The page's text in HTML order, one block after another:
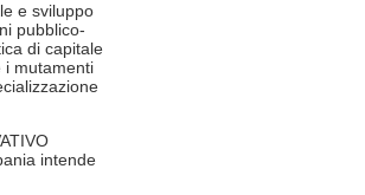
e sviluppo
pubblico-
di capitale
i mutamenti
intende